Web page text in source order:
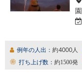
園
例年の人出： 約4000人
打ち上げ数： 約1500発